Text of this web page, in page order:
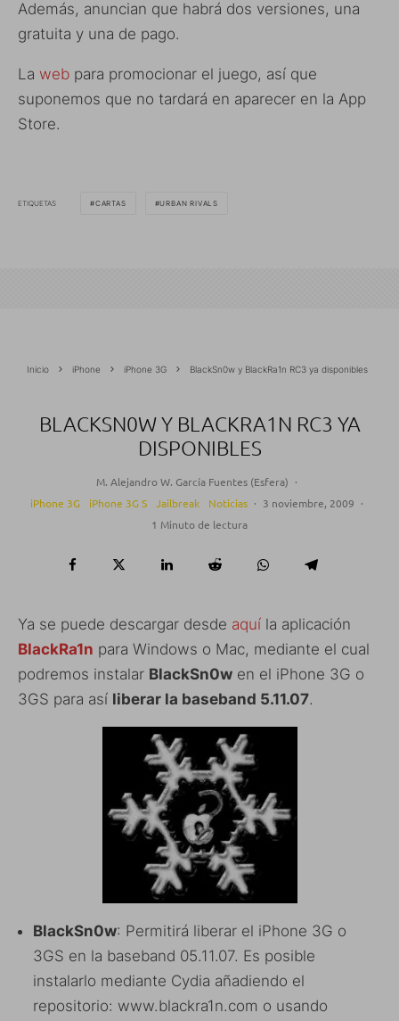
Además, anuncian que habrá dos versiones, una
gratuita y una de pago.
La web para promocionar el juego, así que
suponemos que no tardará en aparecer en la App
Store.
ETIQUETAS CARTAS URBAN RIVALS
Inicio iPhone iPhone 3G BlackSn0w y BlackRa1n RC3 ya disponibles
BLACKSN0W Y BLACKRA1N RC3 YA
DISPONIBLES
M. Alejandro W. García Fuentes (Esfera) ·
iPhone 3G
iPhone 3G S Jailbreak Noticias · 3 noviembre, 2009 ·
1 Minuto de lectura
Ya se puede descargar desde aquí la aplicación
BlackRa1n para Windows o Mac, mediante el cual
podremos instalar BlackSn0w en el iPhone 3G o
3GS para así liberar la baseband 5.11.07.
BlackSn0w: Permitirá liberar el iPhone 3G o
3GS en la baseband 05.11.07. Es posible
instalarlo mediante Cydia añadiendo el
repositorio: www.blackra1n.com o usando